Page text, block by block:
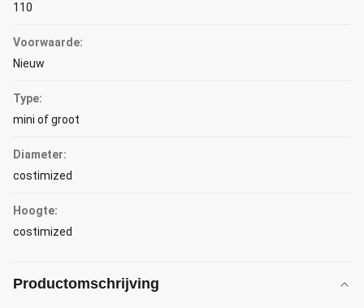
110
Voorwaarde:
Nieuw
Type:
mini of groot
Diameter:
costimized
Hoogte:
costimized
Productomschrijving